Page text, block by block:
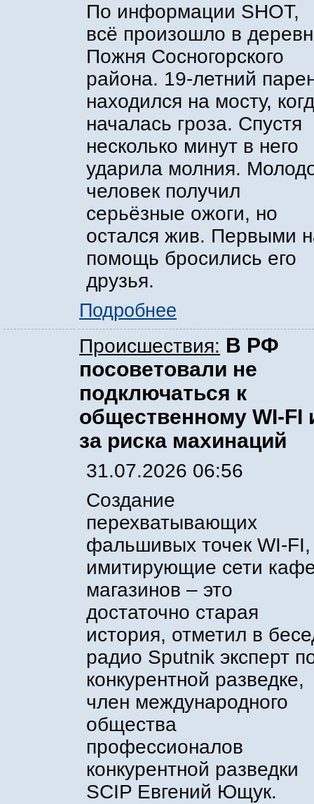
По информации SHOT,
всё произошло в
Пожня Сосногорского
района. 19-летний
находился на мосту,
началась гроза. Спустя
несколько минут в него
ударила молния.
человек получил
серьёзные ожоги, но
остался жив. Первыми
помощь бросились его
друзья.
Подробнее
Происшествия: В РФ
посоветовали не
подключаться к
общественному WI-FI
за риска махинаций
31.07.2026 06:56
Создание
перехватывающих
фальшивых точек WI-FI,
имитирующие сети
магазинов – это
достаточно старая
история, отметил в
радио Sputnik эксперт
конкурентной разведке,
член международного
общества
профессионалов
конкурентной разведки
SCIP Евгений Ющук.